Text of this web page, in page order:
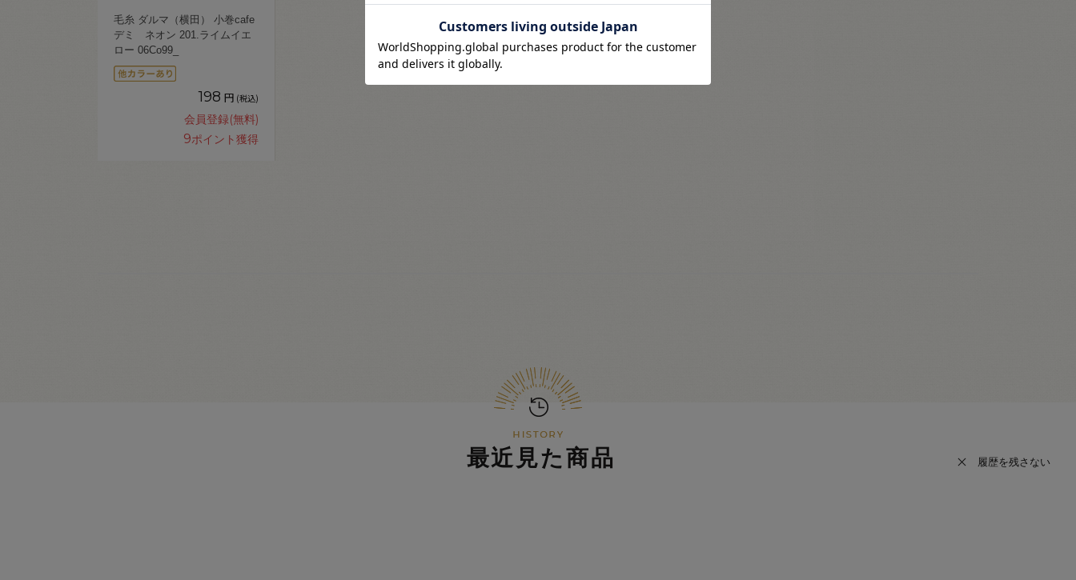
毛糸 ダルマ（横田） 小巻cafe
デミ ネオン 201.ライムイエ
ロー 06Co99_
198 円 (税込)
会員登録(無料)
9ポイント獲得
最近見た商品 履歴を残さない